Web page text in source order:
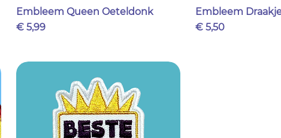
Embleem Queen Oeteldonk
Prijs
€ 5,99
Embleem
Prijs
€ 5,50